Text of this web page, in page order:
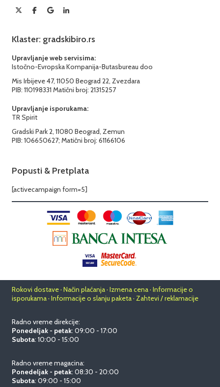
Klaster: gradskibiro.rs
Upravljanje web servisima:
Istočno-Evropska Kompanija-Butasbureau doo
Mis Irbijeve 47, 11050 Beograd 22, Zvezdara
PIB: 110198331 Matični broj: 21315257
Upravljanje isporukama:
TR Spirit
Gradski Park 2, 11080 Beograd, Zemun
PIB: 106650627; Matični broj: 61166106
Popusti & Pretplata
[activecampaign form=5]
Rokovi dostave · Način plaćanja · Izmena cena · Informacije o
isporukama · Informacije o slanju paketa · Zahtevi / reklamacije
Radno vreme direkcije:
Ponedeljak - petak: 09:00 - 17:00
Subota: 10:00 - 15:00
Radno vreme magacina:
Ponedeljak - petak: 08:30 - 20:00
Subota: 09:00 - 15:00